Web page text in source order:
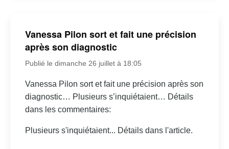
Vanessa Pilon sort et fait une précision
après son diagnostic
Publié le dimanche 26 juillet à 18:05
Vanessa Pilon sort et fait une précision après son
diagnostic… Plusieurs s’inquiétaient… Détails
dans les commentaires:
Plusieurs s'inquiétaient... Détails dans l'article.